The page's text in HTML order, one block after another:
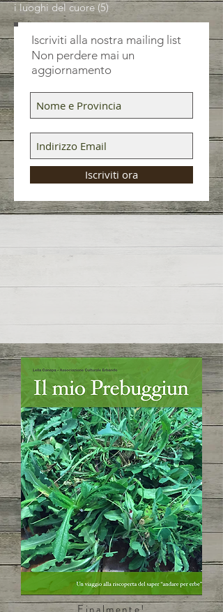
i luoghi del cuore (5) 5 post
Iscriviti alla nostra mailing list
Non perdere mai un
aggiornamento
Iscriviti ora